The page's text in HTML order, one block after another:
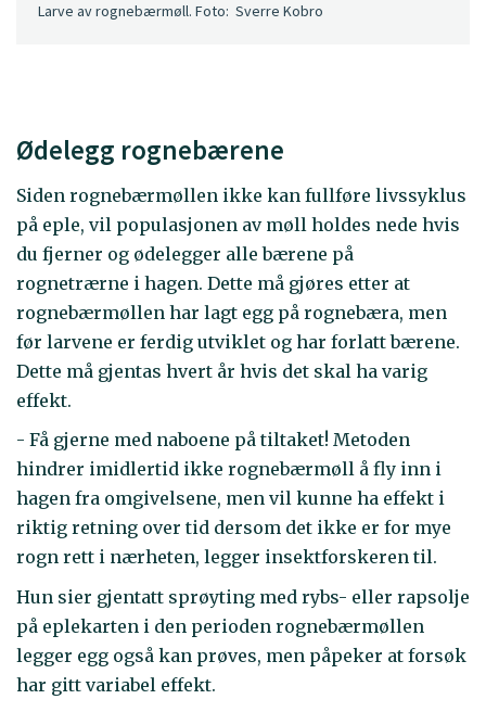
Larve av rognebærmøll. Foto: Sverre Kobro
Ødelegg rognebærene
Siden rognebærmøllen ikke kan fullføre livssyklus
på eple, vil populasjonen av møll holdes nede hvis
du fjerner og ødelegger alle bærene på
rognetrærne i hagen. Dette må gjøres etter at
rognebærmøllen har lagt egg på rognebæra, men
før larvene er ferdig utviklet og har forlatt bærene.
Dette må gjentas hvert år hvis det skal ha varig
effekt.
- Få gjerne med naboene på tiltaket! Metoden
hindrer imidlertid ikke rognebærmøll å fly inn i
hagen fra omgivelsene, men vil kunne ha effekt i
riktig retning over tid dersom det ikke er for mye
rogn rett i nærheten, legger insektforskeren til.
Hun sier gjentatt sprøyting med rybs- eller rapsolje
på eplekarten i den perioden rognebærmøllen
legger egg også kan prøves, men påpeker at forsøk
har gitt variabel effekt.